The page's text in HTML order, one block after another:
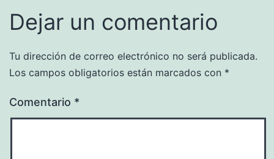
Dejar un comentario
Tu dirección de correo electrónico no será publicada.
Los campos obligatorios están marcados con *
Comentario *